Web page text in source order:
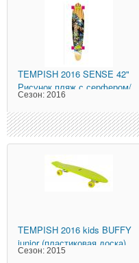
TEMPISH 2016 SENSE 42"
Рисунок пляж с серфером/
Цветной
Сезон: 2016
TEMPISH 2016 kids BUFFY
junior (пластиковая доска)
Зелёный
Сезон: 2015